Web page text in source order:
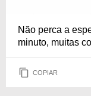
Não perca a
minuto, muitas
COPIAR